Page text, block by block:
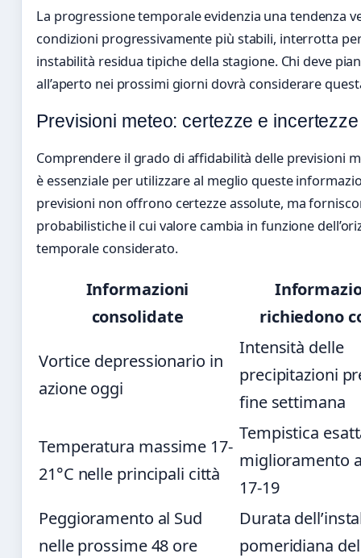
La progressione temporale evidenzia una tendenza
condizioni progressivamente più stabili, interrotta
instabilità residua tipiche della stagione. Chi deve
all’aperto nei prossimi giorni dovrà considerare
Previsioni meteo: certezze e incertezze
Comprendere il grado di affidabilità delle previsioni
è essenziale per utilizzare al meglio queste
previsioni non offrono certezze assolute, ma
probabilistiche il cui valore cambia in funzione
temporale considerato.
Informazioni
consolidate
richiedono
Vortice depressionario in
azione oggi
Intensità delle
precipitazioni
fine settimana
Temperatura massime 17-
21°C nelle principali città
Tempistica
miglioramento
17-19
Peggioramento al Sud
nelle prossime 48 ore
Durata
pomeridiana